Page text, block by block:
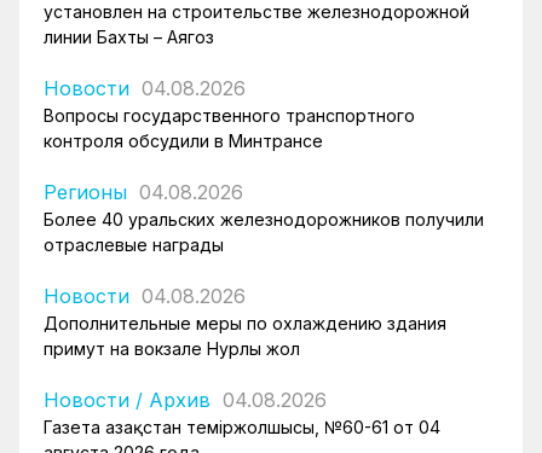
установлен на строительстве железнодорожной
линии Бахты – Аягоз
Новости 04.08.2026
Вопросы государственного транспортного
контроля обсудили в Минтрансе
Регионы 04.08.2026
Более 40 уральских железнодорожников получили
отраслевые награды
Новости 04.08.2026
Дополнительные меры по охлаждению здания
примут на вокзале Нурлы жол
Новости / Архив 04.08.2026
Газета Қазақстан теміржолшысы, №60-61 от 04